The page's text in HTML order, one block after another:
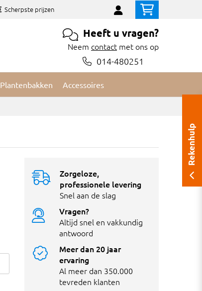
Scherpste prijzen
Heeft u vragen?
Neem contact met ons op
014-480251
Plantenbakken Accessoires
Zorgeloze,
professionele levering
Snel aan de slag
Vragen?
Altijd snel en vakkundig
antwoord
Meer dan 20 jaar
ervaring
Al meer dan 350.000
tevreden klanten
Rekenhulp